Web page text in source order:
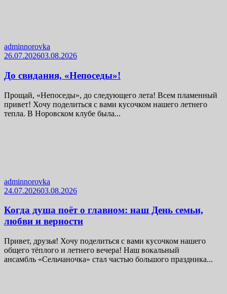
adminnorovka
26.07.202603.08.2026
До свидания, «Непоседы»!
Прощай, «Непоседы», до следующего лета! Всем пламенный
привет! Хочу поделиться с вами кусочком нашего летнего
тепла. В Норовском клубе была...
adminnorovka
24.07.202603.08.2026
Когда душа поёт о главном: наш День семьи,
любви и верности
Привет, друзья! Хочу поделиться с вами кусочком нашего
общего тёплого и летнего вечера! Наш вокальный
ансамбль «Сельчаночка» стал частью большого праздника...